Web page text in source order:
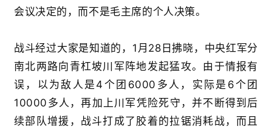
会议决定的，而不是毛主席的个人决策。
战斗经过大家是知道的，1月28日拂晓，中央红军分
南北两路向青杠坡川军阵地发起猛攻。由于情报有
误，以为敌人是4个团6000多人，实际是6个团
10000多人，再加上川军凭险死守，并不断得到后
续部队增援，战斗打成了胶着的拉锯消耗战，而且